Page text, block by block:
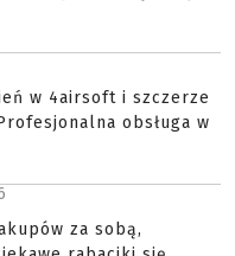
w 4airsoft i szczerze
obsługa w
za sobą,